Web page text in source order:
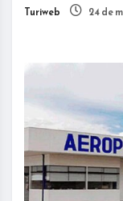
Turiweb 24 de